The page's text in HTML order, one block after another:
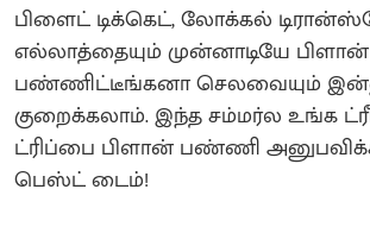
பிளைட் டிக்கெட், லோக்கல்
எல்லாத்தையும் முன்னாடியே பிளான்
பண்ணிட்டீங்கனா செலவையும்
குறைக்கலாம். இந்த சம்மர்ல உங்க
ட்ரிப்பை பிளான் பண்ணி
பெஸ்ட் டைம்!